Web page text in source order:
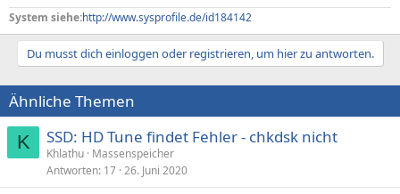
System siehe:http://www.sysprofile.de/id184142
Du musst dich einloggen oder registrieren, um hier zu antworten.
Ähnliche Themen
K SSD: HD Tune findet Fehler - chkdsk nicht
Khlathu Massenspeicher
Antworten 17 26. Juni 2020